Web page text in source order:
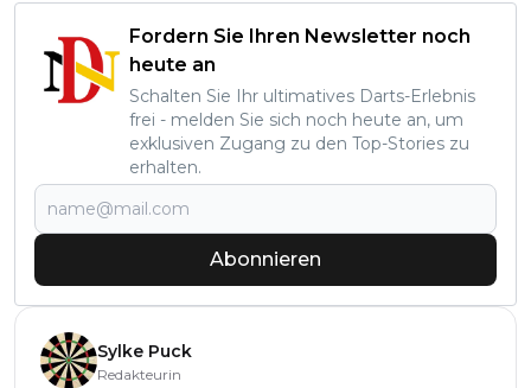
Fordern Sie Ihren Newsletter noch
heute an
Schalten Sie Ihr ultimatives Darts-Erlebnis
frei - melden Sie sich noch heute an, um
exklusiven Zugang zu den Top-Stories zu
erhalten.
Abonnieren
Sylke Puck
Redakteurin